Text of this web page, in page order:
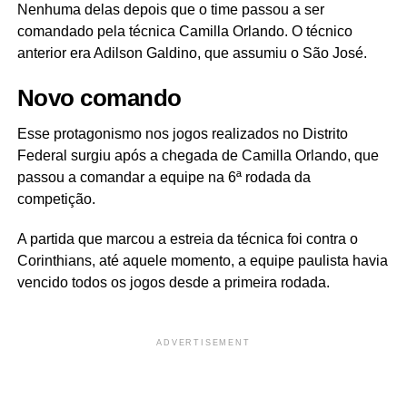
Nenhuma delas depois que o time passou a ser
comandado pela técnica Camilla Orlando. O técnico
anterior era Adilson Galdino, que assumiu o São José.
Novo comando
Esse protagonismo nos jogos realizados no Distrito
Federal surgiu após a chegada de Camilla Orlando, que
passou a comandar a equipe na 6ª rodada da
competição.
A partida que marcou a estreia da técnica foi contra o
Corinthians, até aquele momento, a equipe paulista havia
vencido todos os jogos desde a primeira rodada.
ADVERTISEMENT